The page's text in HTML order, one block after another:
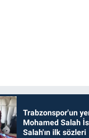
Trabzonspor'un
Mohamed Salah
Salah'ın ilk sözleri